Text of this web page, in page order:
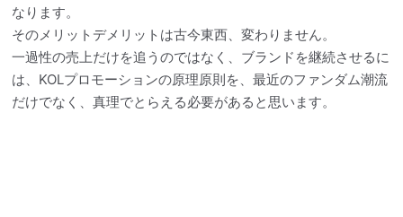
なります。
そのメリットデメリットは古今東西、変わりません。
一過性の売上だけを追うのではなく、ブランドを継続させるに
は、KOLプロモーションの原理原則を、最近のファンダム潮流
だけでなく、真理でとらえる必要があると思います。